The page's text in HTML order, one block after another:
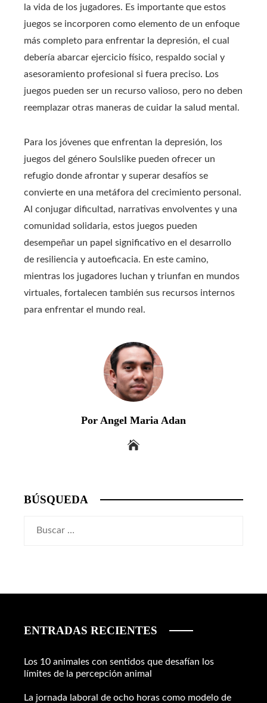
la vida de los jugadores. Es importante que estos
juegos se incorporen como elemento de un enfoque
más completo para enfrentar la depresión, el cual
debería abarcar ejercicio físico, respaldo social y
asesoramiento profesional si fuera preciso. Los
juegos pueden ser un recurso valioso, pero no deben
reemplazar otras maneras de cuidar la salud mental.
Para los jóvenes que enfrentan la depresión, los
juegos del género Soulslike pueden ofrecer un
refugio donde afrontar y superar desafíos se
convierte en una metáfora del crecimiento personal.
Al conjugar dificultad, narrativas envolventes y una
comunidad solidaria, estos juegos pueden
desempeñar un papel significativo en el desarrollo
de resiliencia y autoeficacia. En este camino,
mientras los jugadores luchan y triunfan en mundos
virtuales, fortalecen también sus recursos internos
para enfrentar el mundo real.
Por Angel Maria Adan
BÚSQUEDA
ENTRADAS RECIENTES
Los 10 animales con sentidos que desafían los
límites de la percepción animal
La jornada laboral de ocho horas como modelo de